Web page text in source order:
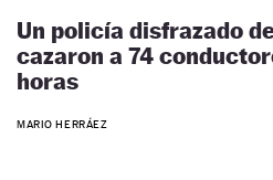
Un policía disfrazado
cazaron a 74
horas
MARIO HERRÁEZ